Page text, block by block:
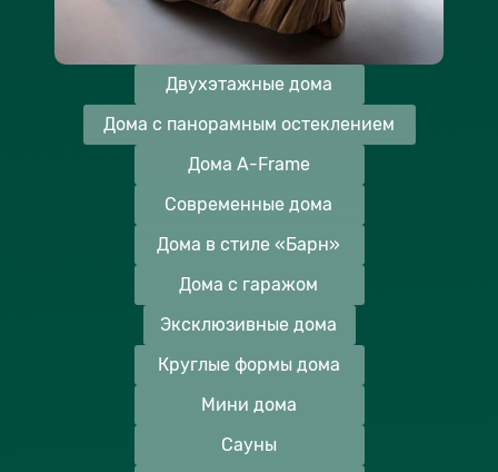
Двухэтажные дома
Дома с панорамным остеклением
Дома A-Frame
Современные дома
Дома в стиле «Барн»
Дома с гаражом
Эксклюзивные дома
Круглые формы дома
Мини дома
Сауны